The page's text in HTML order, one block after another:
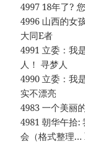
4997 18年了?
4996 山西的女
大同E者
4991 立委：我
人！ 寻梦人
4990 立委：我
实不漂亮
4983 一个美丽
4981 朝华午拾:
会（格式整理…